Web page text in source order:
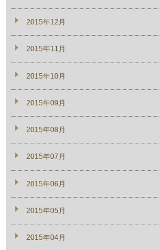
2015年12月
2015年11月
2015年10月
2015年09月
2015年08月
2015年07月
2015年06月
2015年05月
2015年04月